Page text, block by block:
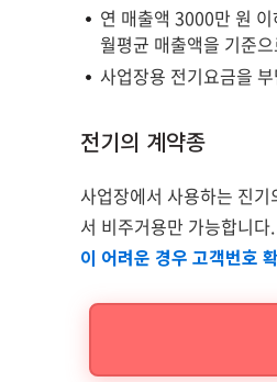
연 매출액 3000만 원
월평균 매출액을 기준
사업장용 전기요금을
전기의 계약종
사업장에서 사용하는 진
서 비주거용만 가능합니
이 어려운 경우 고객번호